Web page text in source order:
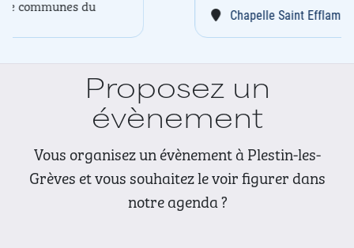
Chapelle Saint Efflam
Proposez un
évènement
Vous organisez un évènement à Plestin-les-
Grèves et vous souhaitez le voir figurer dans
notre agenda ?